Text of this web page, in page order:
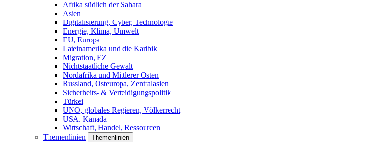
Afrika südlich der Sahara
Asien
Digitalisierung, Cyber, Technologie
Energie, Klima, Umwelt
EU, Europa
Lateinamerika und die Karibik
Migration, EZ
Nichtstaatliche Gewalt
Nordafrika und Mittlerer Osten
Russland, Osteuropa, Zentralasien
Sicherheits- & Verteidigungspolitik
Türkei
UNO, globales Regieren, Völkerrecht
USA, Kanada
Wirtschaft, Handel, Ressourcen
Themenlinien
Themenlinien